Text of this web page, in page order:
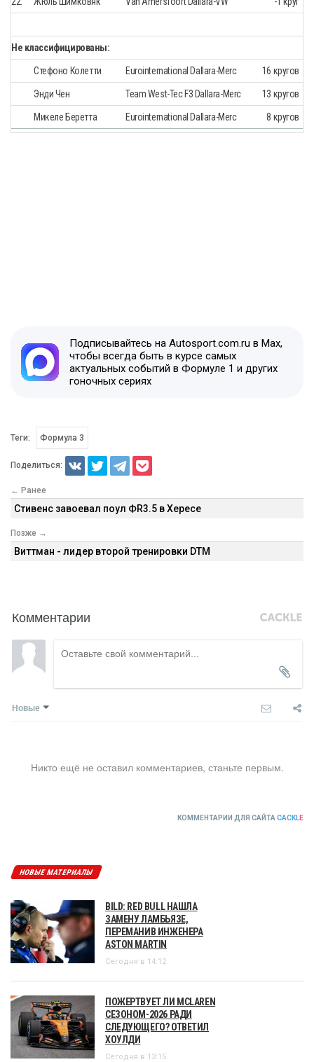
Не классифицированы:
Стефоно Колетти Eurointernational Dallara-Merc 16 кругов
Энди Чен Team West-Tec F3 Dallara-Merc 13 кругов
Микеле Беретта Eurointernational Dallara-Merc 8 кругов
Подписывайтесь на Autosport.com.ru в Max,
чтобы всегда быть в курсе самых
актуальных событий в Формуле 1 и других
гоночных сериях
Теги: Формула 3
Поделиться:
← Ранее
Стивенс завоевал поул ФR3.5 в Хересе
Позже →
Виттман - лидер второй тренировки DTM
Комментарии
Новые
Никто ещё не оставил комментариев, станьте первым.
КОММЕНТАРИИ ДЛЯ САЙТА CACKLE
НОВЫЕ МАТЕРИАЛЫ
BILD: RED BULL НАШЛА
ЗАМЕНУ ЛАМБЬЯЗЕ,
ПЕРЕМАНИВ ИНЖЕНЕРА
ASTON MARTIN
Сегодня в 14:12
ПОЖЕРТВУЕТ ЛИ MCLAREN
СЕЗОНОМ-2026 РАДИ
СЛЕДУЮЩЕГО? ОТВЕТИЛ
ХОУЛДИ
Сегодня в 13:15